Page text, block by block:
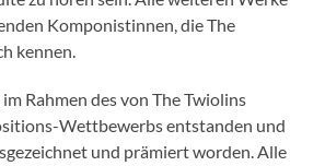
Komponistinnen, die The
kennen.
Rahmen des von The Twiolins
Wettbewerbs entstanden und
und prämiert worden. Alle